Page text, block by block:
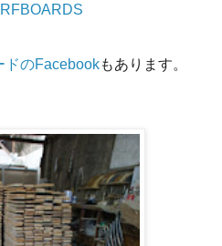
ドのFacebookもあります。